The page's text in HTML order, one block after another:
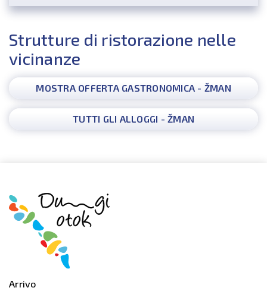
Strutture di ristorazione nelle
vicinanze
MOSTRA OFFERTA GASTRONOMICA - ŽMAN
TUTTI GLI ALLOGGI - ŽMAN
Arrivo